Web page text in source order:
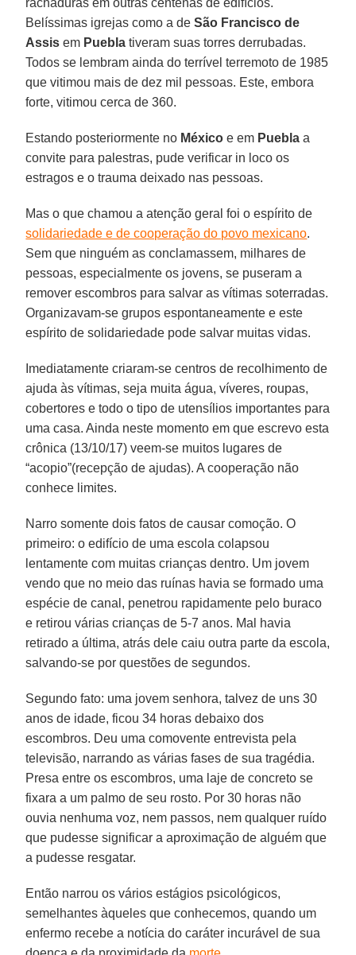
Belíssimas igrejas como a deSão Francisco de
Assis em Puebla tiveram suas torres derrubadas.
Todos se lembram ainda do terrível terremoto de 1985
que vitimou mais de dez mil pessoas. Este, embora
forte, vitimou cerca de 360.
Estando posteriormente no México e em Puebla a
convite para palestras, pude verificar in loco os
estragos e o trauma deixado nas pessoas.
Mas o que chamou a atenção geral foi o espírito de
solidariedade e de cooperação do povo mexicano.
Sem que ninguém as conclamassem, milhares de
pessoas, especialmente os jovens, se puseram a
remover escombros para salvar as vítimas soterradas.
Organizavam-se grupos espontaneamente e este
espírito de solidariedade pode salvar muitas vidas.
Imediatamente criaram-se centros de recolhimento de
ajuda às vítimas, seja muita água, víveres, roupas,
cobertores e todo o tipo de utensílios importantes para
uma casa. Ainda neste momento em que escrevo esta
crônica (13/10/17) veem-se muitos lugares de
“acopio”(recepção de ajudas). A cooperação não
conhece limites.
Narro somente dois fatos de causar comoção. O
primeiro: o edifício de uma escola colapsou
lentamente com muitas crianças dentro. Um jovem
vendo que no meio das ruínas havia se formado uma
espécie de canal, penetrou rapidamente pelo buraco
e retirou várias crianças de 5-7 anos. Mal havia
retirado a última, atrás dele caiu outra parte da escola,
salvando-se por questões de segundos.
Segundo fato: uma jovem senhora, talvez de uns 30
anos de idade, ficou 34 horas debaixo dos
escombros. Deu uma comovente entrevista pela
televisão, narrando as várias fases de sua tragédia.
Presa entre os escombros, uma laje de concreto se
fixara a um palmo de seu rosto. Por 30 horas não
ouvia nenhuma voz, nem passos, nem qualquer ruído
que pudesse significar a aproximação de alguém que
a pudesse resgatar.
Então narrou os vários estágios psicológicos,
semelhantes àqueles que conhecemos, quando um
enfermo recebe a notícia do caráter incurável de sua